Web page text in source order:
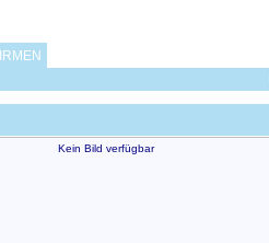
Kein Bild verfügbar